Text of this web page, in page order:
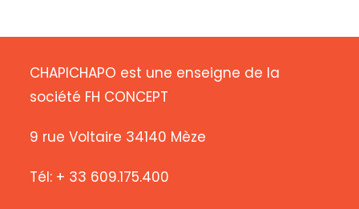
CHAPICHAPO est une enseigne de la
société FH CONCEPT
9 rue Voltaire 34140 Mèze
Tél: + 33 609.175.400